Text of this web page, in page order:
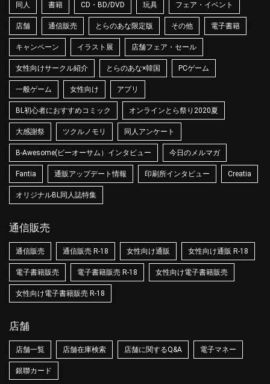
同人 書籍 CD・BD/DVD 玩具 フェア・イベント
店舗 通信販売 とらのあな限定版 その他 電子書籍
キャンペーン イラスト展 店舗フェア・セール
女性向けサークル紹介 とらのあな×韓国 PCゲーム
一般ゲーム 女性向け アプリ
BL初心者におすすめコミック オンラインとら祭り2020夏
大感謝祭 ツクルノモリ 同人アンケート
B-Awesome(ビーオーサム）インタビュー 今日のメルマガ
Fantia 通販アップデート情報 印刷所インタビュー Creatia
オリジナルBL同人誌特集
通信販売
通信販売 通信販売 R-18 女性向け通販 女性向け通販 R-18
電子書籍販売 電子書籍販売 R-18 女性向け電子書籍販売
女性向け電子書籍販売 R-18
店舗
店舗一覧 店舗在庫検索 店舗に関するQ&A 電子マネー
銀聯カード